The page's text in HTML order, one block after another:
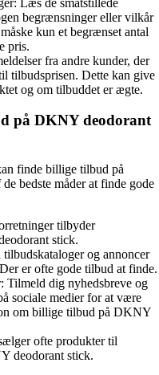
begrænsninger eller vilkår
kun et begrænset antal
pris.
fra andre kunder, der
tilbudsprisen. Dette kan give
og om tilbuddet er ægte.
på DKNY deodorant
finde billige tilbud på
bedste måder at finde gode
tilbyder
stick.
og annoncer
er ofte gode tilbud at finde.
Tilmeld dig nyhedsbreve og
sociale medier for at være
om billige tilbud på DKNY
ofte produkter til
deodorant stick.